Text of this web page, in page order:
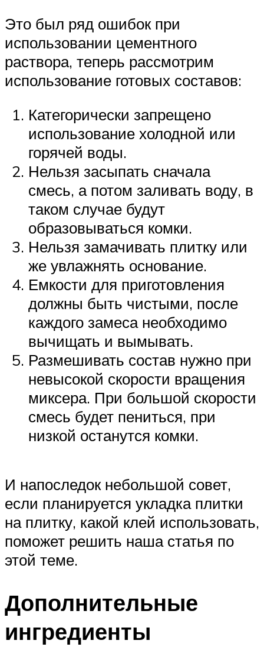
Это был ряд ошибок при
использовании цементного
раствора, теперь рассмотрим
использование готовых составов:
Категорически запрещено
использование холодной или
горячей воды.
Нельзя засыпать сначала
смесь, а потом заливать воду, в
таком случае будут
образовываться комки.
Нельзя замачивать плитку или
же увлажнять основание.
Емкости для приготовления
должны быть чистыми, после
каждого замеса необходимо
вычищать и вымывать.
Размешивать состав нужно при
невысокой скорости вращения
миксера. При большой скорости
смесь будет пениться, при
низкой останутся комки.
И напоследок небольшой совет,
если планируется укладка плитки
на плитку, какой клей использовать,
поможет решить наша статья по
этой теме.
Дополнительные
ингредиенты